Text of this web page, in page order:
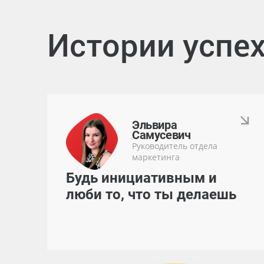
Истории
Эльвира
Самусевич
Руководитель отдела
маркетинга
Будь инициативным и
люби то, что ты делаешь